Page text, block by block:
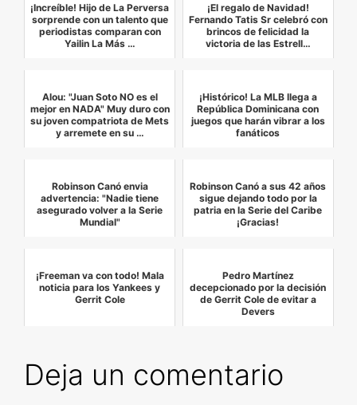
¡Increíble! Hijo de La Perversa
sorprende con un talento que
periodistas comparan con
Yailin La Más …
¡El regalo de Navidad!
Fernando Tatis Sr celebró con
brincos de felicidad la
victoria de las Estrell…
Alou: "Juan Soto NO es el
mejor en NADA" Muy duro con
su joven compatriota de Mets
y arremete en su …
¡Histórico! La MLB llega a
República Dominicana con
juegos que harán vibrar a los
fanáticos
Robinson Canó envia
advertencia: "Nadie tiene
asegurado volver a la Serie
Mundial"
Robinson Canó a sus 42 años
sigue dejando todo por la
patria en la Serie del Caribe
¡Gracias!
¡Freeman va con todo! Mala
noticia para los Yankees y
Gerrit Cole
Pedro Martínez
decepcionado por la decisión
de Gerrit Cole de evitar a
Devers
Deja un comentario